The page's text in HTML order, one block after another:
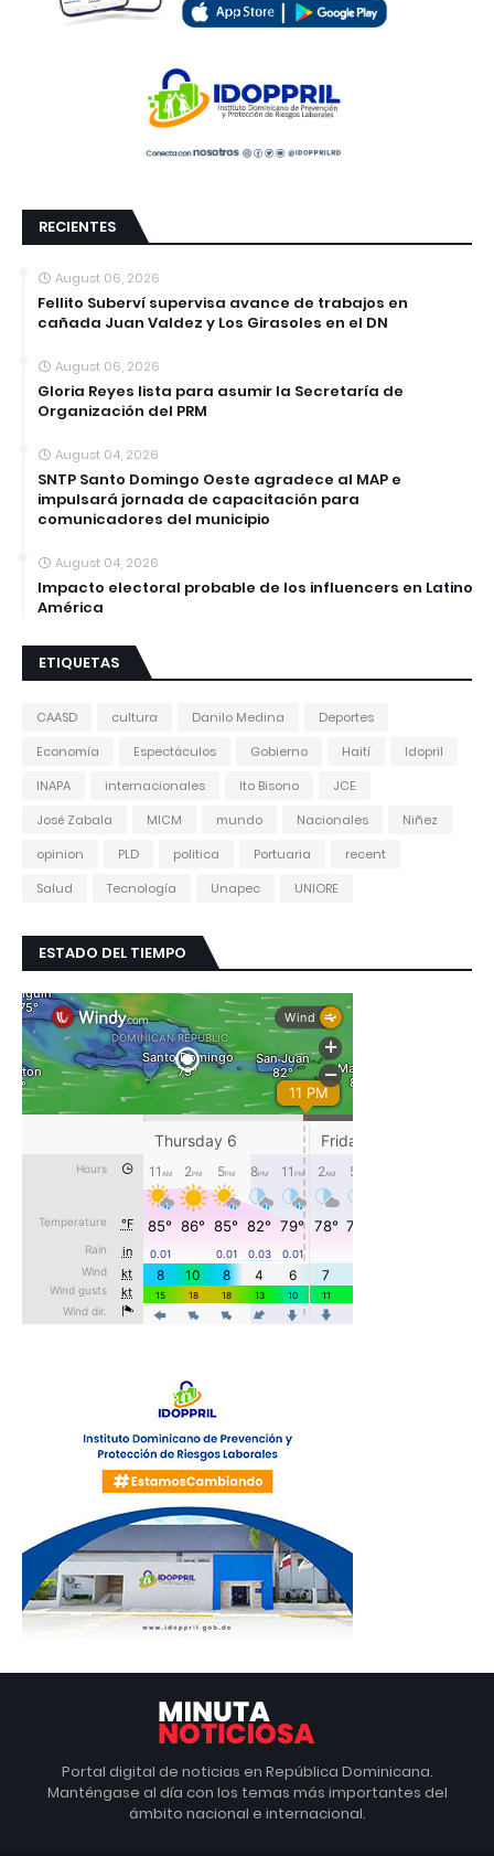
RECIENTES
August 06, 2026
Fellito Suberví supervisa avance de trabajos en
cañada Juan Valdez y Los Girasoles en el DN
August 06, 2026
Gloria Reyes lista para asumir la Secretaría de
Organización del PRM
August 04, 2026
SNTP Santo Domingo Oeste agradece al MAP e
impulsará jornada de capacitación para
comunicadores del municipio
August 04, 2026
Impacto electoral probable de los influencers en Latino
América
ETIQUETAS
CAASD cultura Danilo Medina
Deportes
Economía
Espectáculos Gobierno Haití
Idopril
INAPA
internacionales Ito Bisono
JCE
José Zabala
MICM mundo Nacionales
Niñez
opinion
PLD politica Portuaria
recent
Salud
Tecnología Unapec UNIORE
ESTADO DEL TIEMPO
Portal digital de noticias en República Dominicana.
Manténgase al día con los temas más importantes del
ámbito nacional e internacional.